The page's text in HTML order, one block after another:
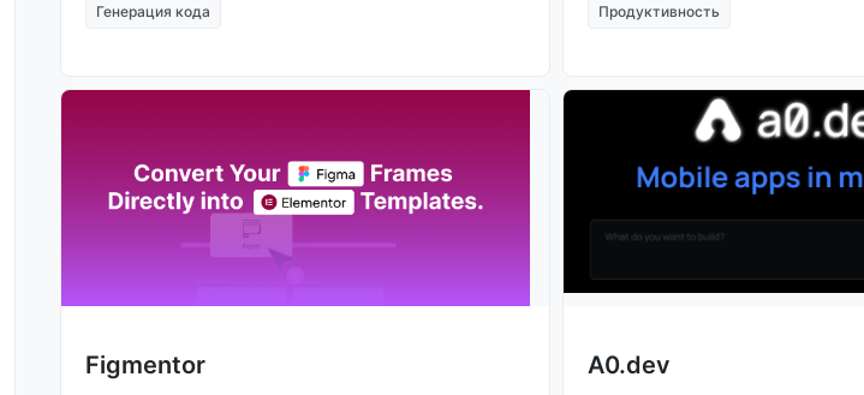
Генерация кода Продуктивность
Figmentor A0.dev